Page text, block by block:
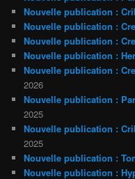
Nouvelle publication :
Nouvelle publication :
Nouvelle publication :
Nouvelle publication :
Nouvelle publication :
2026
Nouvelle publication :
2025
Nouvelle publication :
2025
Nouvelle publication :
Nouvelle publication :